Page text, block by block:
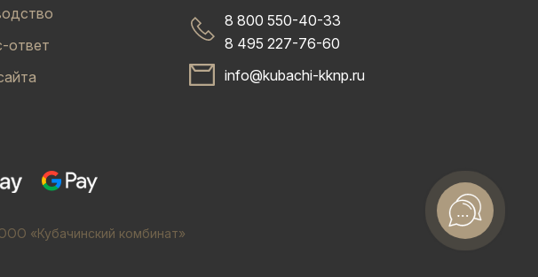
ответ
8 800 550-40-33
8 495 227-76-60
info@kubachi-kknp.ru
«Кубачинский комбинат»